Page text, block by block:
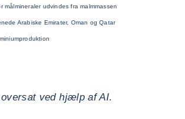
målmineraler udvindes fra malmmassen
Arabiske Emirater, Oman og Qatar
ved hjælp af AI.